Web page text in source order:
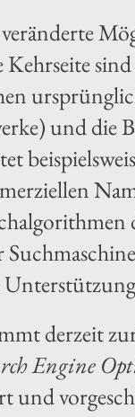
und die
derzeit
Engine
und